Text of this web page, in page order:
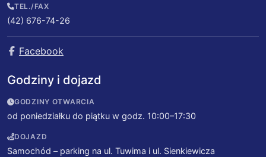
TEL./FAX
(42) 676-74-26
Facebook
Godziny i dojazd
GODZINY OTWARCIA
od poniedziałku do piątku w godz. 10:00–17:30
DOJAZD
Samochód – parking na ul. Tuwima i ul. Sienkiewicza